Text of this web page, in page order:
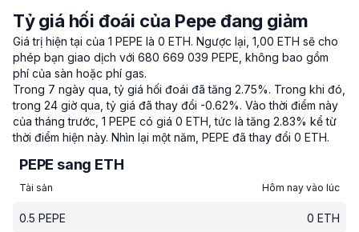
Tỷ giá hối đoái của Pepe đang giảm
Giá trị hiện tại của 1 PEPE là 0 ETH. Ngược lại, 1,00 ETH sẽ cho
phép bạn giao dịch với 680 669 039 PEPE, không bao gồm
phí của sàn hoặc phí gas.
Trong 7 ngày qua, tỷ giá hối đoái đã tăng 2.75%. Trong khi đó,
trong 24 giờ qua, tỷ giá đã thay đổi -0.62%. Vào thời điểm này
của tháng trước, 1 PEPE có giá 0 ETH, tức là tăng 2.83% kể từ
thời điểm hiện này. Nhìn lại một năm, PEPE đã thay đổi 0 ETH.
PEPE sang ETH
Tài sản Hôm nay vào lúc
0.5 PEPE 0 ETH